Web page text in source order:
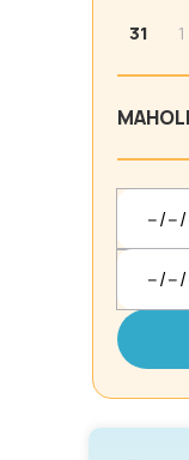
31
1
MA